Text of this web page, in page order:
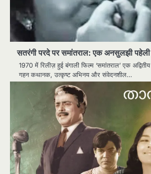
सतरंगी परदे पर समांतराल: एक अनसुलझी पहेली
1970 में रिलीज़ हुई बंगाली फिल्म ‘समांतराल’ एक
गहन कथानक, उत्कृष्ट अभिनय और संवेदनशील…